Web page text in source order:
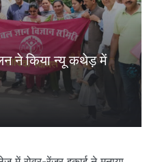
ने किया न्यू कथेड़ में